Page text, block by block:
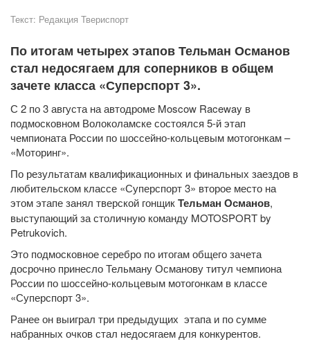
Текст: Редакция Твериспорт
По итогам четырех этапов Тельман Османов
стал недосягаем для соперников в общем
зачете класса «Суперспорт 3».
С 2 по 3 августа на автодроме Moscow Raceway в
подмосковном Волоколамске состоялся 5-й этап
чемпионата России по шоссейно-кольцевым мотогонкам –
«Моторинг».
По результатам квалификационных и финальных заездов в
любительском классе «Суперспорт 3» второе место на
этом этапе занял тверской гонщикТельман Османов,
выступающий за столичную команду MOTOSPORT by
Petrukovich.
Это подмосковное серебро по итогам общего зачета
досрочно принесло Тельману Османову титул чемпиона
России по шоссейно-кольцевым мотогонкам в классе
«Суперспорт 3».
Ранее он выиграл три предыдущих этапа и по сумме
набранных очков стал недосягаем для конкурентов.